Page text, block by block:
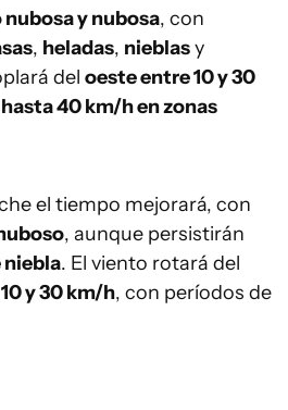
nubosa y nubosa, con
, heladas, nieblasy
del oeste entre 10 y 30
40 km/h en zonas
el tiempo mejorará, con
, aunque persistirán
niebla. El viento rotará del
10 y 30 km/h, con períodos de